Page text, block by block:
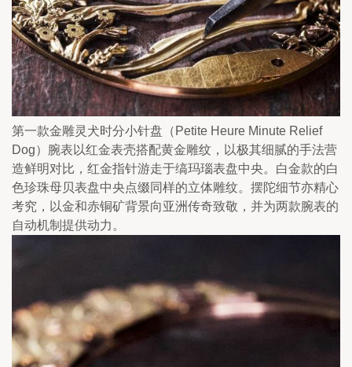
第一款金雕灵犬时分小针盘（Petite Heure Minute Relief
Dog）腕表以红金表壳搭配黄金雕纹，以极其细腻的手法营
造鲜明对比，红金指针游走于缟玛瑙表盘中央。白金款的白
色珍珠母贝表盘中央点缀同样的立体雕纹。摆陀细节亦精心
考究，以金和赤铜矿背景向亚洲传奇致敬，并为两款腕表的
自动机制提供动力。